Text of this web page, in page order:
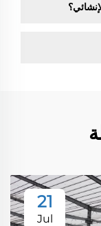
21
Jul